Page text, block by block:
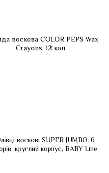
воскова COLOR PEPS Wax
Crayons, 12 кол.